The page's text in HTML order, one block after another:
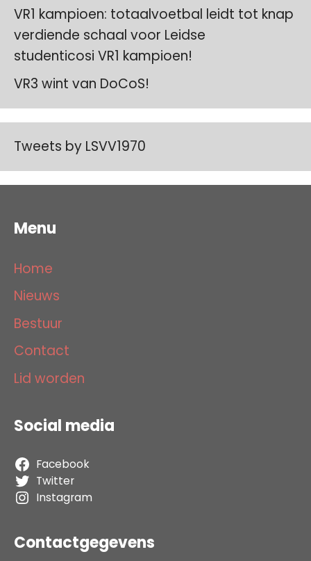
VR1 kampioen: totaalvoetbal leidt tot knap
verdiende schaal voor Leidse
studenticosi VR1 kampioen!
VR3 wint van DoCoS!
Tweets by LSVV1970
Menu
Home
Nieuws
Bestuur
Contact
Lid worden
Social media
Facebook
Twitter
Instagram
Contactgegevens